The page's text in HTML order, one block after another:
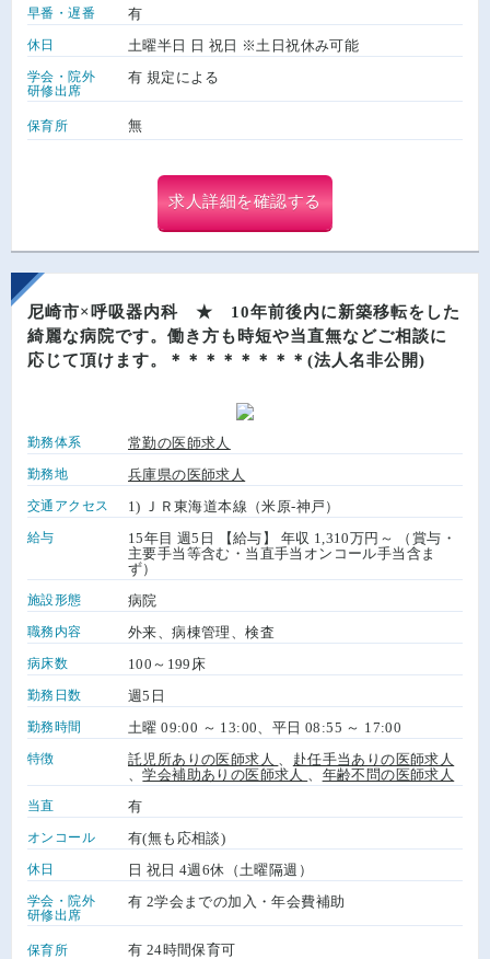
早番・遅番 有
休日 土曜半日 日 祝日 ※土日祝休み可能
学会・院外
研修出席
有 規定による
保育所 無
求人詳細を確認する
尼崎市×呼吸器内科 ★ 10年前後内に新築移転をした
綺麗な病院です。働き方も時短や当直無などご相談に
応じて頂けます。＊＊＊＊＊＊＊＊(法人名非公開)
勤務体系 常勤の医師求人
勤務地 兵庫県の医師求人
交通アクセス 1) ＪＲ東海道本線（米原-神戸）
給与
15年目 週5日 【給与】 年収 1,310万円～ （賞与・
主要手当等含む・当直手当オンコール手当含ま
ず）
施設形態 病院
職務内容 外来、病棟管理、検査
病床数 100～199床
勤務日数 週5日
勤務時間 土曜 09:00 ～ 13:00、平日 08:55 ～ 17:00
特徴 託児所ありの医師求人
赴任手当ありの医師求人
、学会補助ありの医師求人 年齢不問の医師求人
当直 有
オンコール 有(無も応相談)
休日 日 祝日 4週6休（土曜隔週）
学会・院外
研修出席
有 2学会までの加入・年会費補助
保育所 有 24時間保育可